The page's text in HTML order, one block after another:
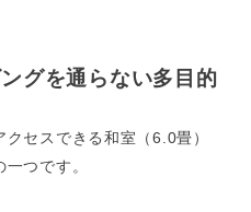
グを通らない多目的
セスできる和室（6.0畳）
つです。